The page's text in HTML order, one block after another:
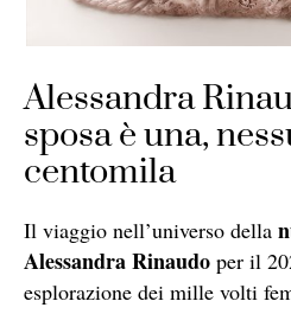
Alessandra
sposa è una,
centomila
Il viaggio nell’universo della
Alessandra Rinaudo per il
esplorazione dei mille volti